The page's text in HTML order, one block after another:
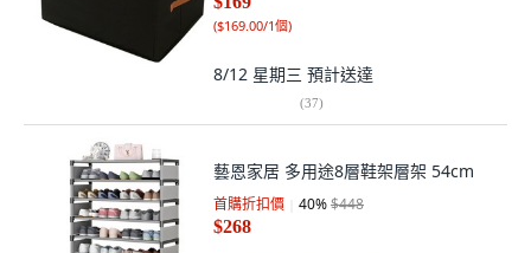
($169.00/1個)
8/12 星期三 預計送達
(37)
藝恩家居 多用途8層鞋架層架 54cm
首購折扣價 40%$448
$268